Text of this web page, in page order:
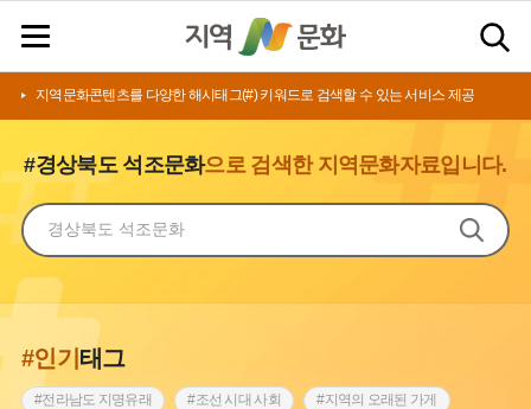
지역문화콘텐츠를 다양한 해시태그(#) 키워드로 검색할 수 있는 서비스 제공
#경상북도 석조문화으로 검색한 지역문화자료입니다.
#인기태그
#전라남도 지명유래 #조선 시대 사회 #지역의 오래된 가게